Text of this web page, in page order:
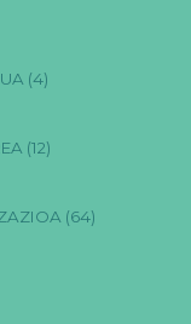
(4)
(12)
(64)